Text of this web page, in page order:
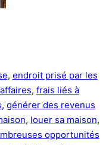
, endroit prisé par les
, frais liés à
, générer des revenus
, louer sa maison
opportunités